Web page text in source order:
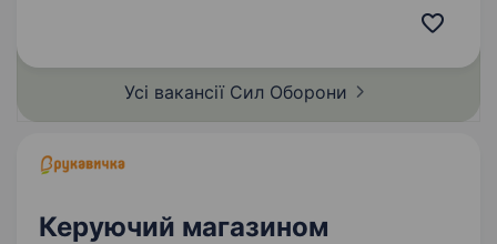
підрозділу та зафіксує нашу історію перемоги
Усі вакансії Сил Оборони
Керуючий магазином